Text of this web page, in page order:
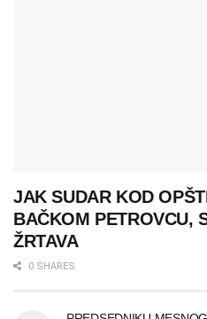
JAK SUDAR KOD
BAČKOM PETROVCU,
ŽRTAVA
0 SHARES